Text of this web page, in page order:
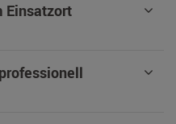
Einsatzort